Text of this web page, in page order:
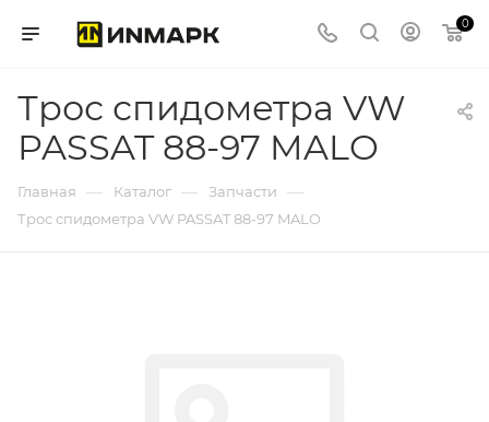
0
Трос спидометра VW
PASSAT 88-97 MALO
Главная — Каталог — Запчасти —
Трос спидометра VW PASSAT 88-97 MALO